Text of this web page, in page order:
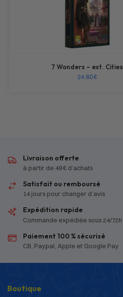
7 Wonders – ext. Cities
24,80€
Livraison offerte
à partir de 49 € d’achats
Satisfait ou remboursé
14 jours pour changer d’avis
Expédition rapide
Commande expédiée sous 24/72h
Paiement 100 % sécurisé
CB, Paypal, Apple et Google Pay
Boutique